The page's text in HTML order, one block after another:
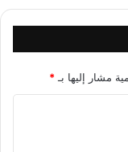
مشار إليها بـ *